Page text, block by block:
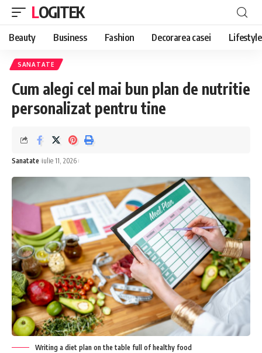
LOGITEK
Beauty Business Fashion Decorarea casei Lifestyle
SANATATE
Cum alegi cel mai bun plan de nutritie
personalizat pentru tine
Sanatate iulie 11, 2026
Writing a diet plan on the table full of healthy food